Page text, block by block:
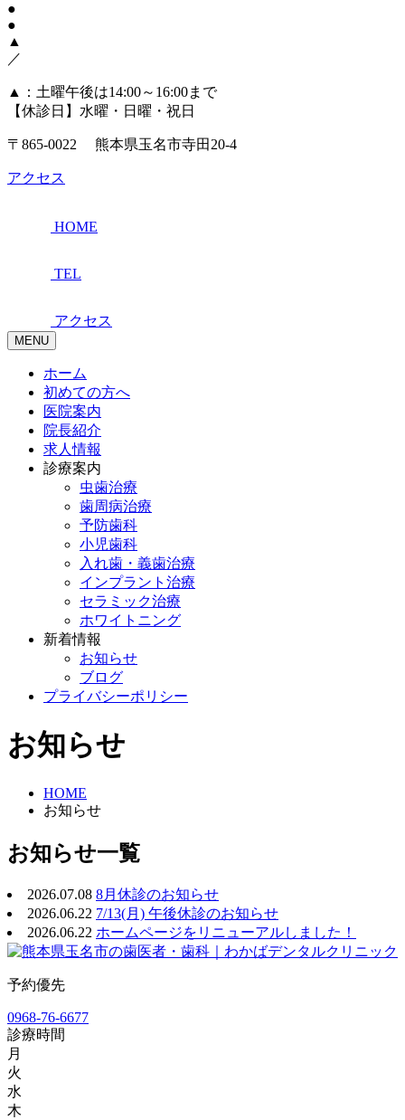
●
●
▲
／
▲
：土曜午後は14:00～16:00まで
【休診日】水曜・日曜・祝日
〒865-0022 熊本県玉名市寺田20-4
アクセス
HOME
TEL
アクセス
MENU
ホーム
初めての方へ
医院案内
院長紹介
求人情報
診療案内
虫歯治療
歯周病治療
予防歯科
小児歯科
入れ歯・義歯治療
インプラント治療
セラミック治療
ホワイトニング
新着情報
お知らせ
ブログ
プライバシーポリシー
お知らせ
HOME
お知らせ
お知らせ一覧
2026.07.08 8月休診のお知らせ
2026.06.22 7/13(月) 午後休診のお知らせ
2026.06.22 ホームページをリニューアルしました！
予約優先
0968-76-6677
診療時間
月
火
水
木